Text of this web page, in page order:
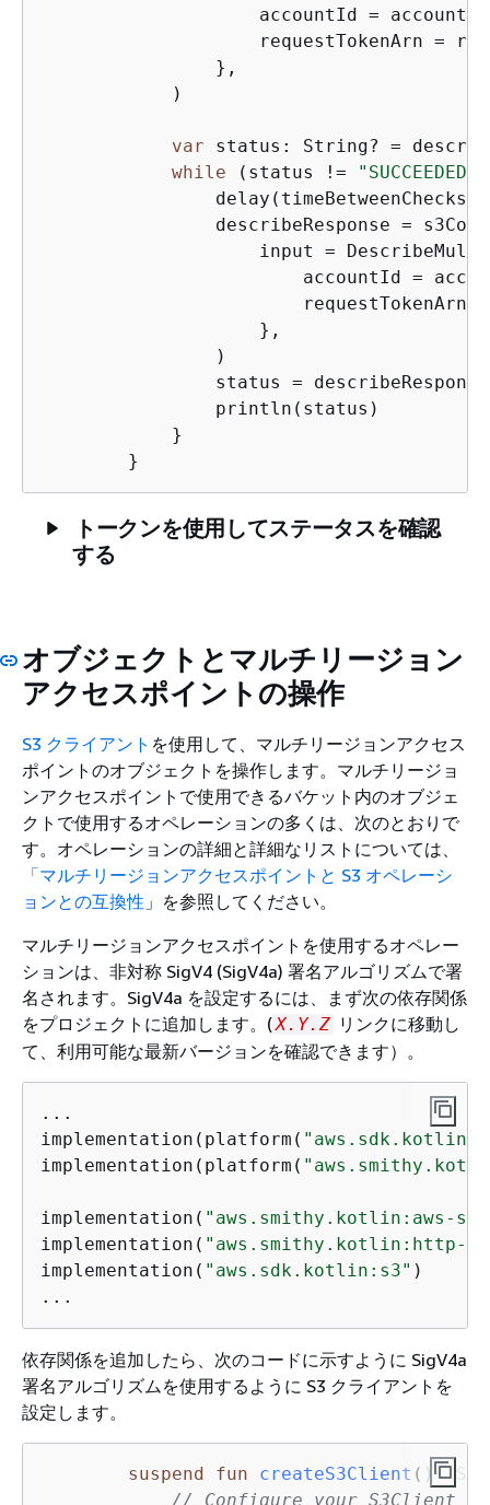
accountId =
requestTokenArn =
                },
            )
var status: String? =
while (status != "SUCCEEDED"
                delay(timeBetweenChecks)
describeResponse =
input =
accountId =
requestTokenArn
                    },
                )
status =
                println(status)
            }
トークンを使用してステータスを確認
する
オブジェクトとマルチリージョン
アクセスポイントの操作
S3 クライアント を使用して、マルチリージョンアクセス
ポイントのオブジェクトを操作します。マルチリージョ
ンアクセスポイントで使用できるバケット内のオブジェ
クトで使用するオペレーションの多くは、次のとおりで
す。オペレーションの詳細と詳細なリストについては、
「マルチリージョンアクセスポイントと S3 オペレーシ
ョンとの互換性 」を参照してください。
マルチリージョンアクセスポイントを使用するオペレー
ションは、非対称 SigV4 (SigV4a) 署名アルゴリズムで署
名されます。SigV4a を設定するには、まず次の依存関係
をプロジェクトに追加します。(X.Y.Z リンクに移動し
て、利用可能な最新バージョンを確認できます）。
...
implementation(platform(
implementation(platform(
implementation( "aws.smithy.kotlin:aws-
implementation( "aws.smithy.kotlin:http-
implementation( "aws.sdk.kotlin:s3" )
...
依存関係を追加したら、次のコードに示すように SigV4a
署名アルゴリズムを使用するように S3 クライアントを
設定します。
suspend fun createS3Client () :
// Configure your S3Client to